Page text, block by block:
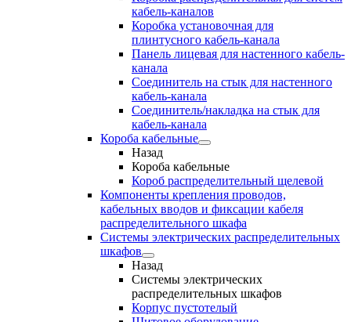
кабель-каналов
Коробка установочная для
плинтусного кабель-канала
Панель лицевая для настенного кабель-
канала
Соединитель на стык для настенного
кабель-канала
Соединитель/накладка на стык для
кабель-канала
Короба кабельные
Назад
Короба кабельные
Короб распределительный щелевой
Компоненты крепления проводов,
кабельных вводов и фиксации кабеля
распределительного шкафа
Системы электрических распределительных
шкафов
Назад
Системы электрических
распределительных шкафов
Корпус пустотелый